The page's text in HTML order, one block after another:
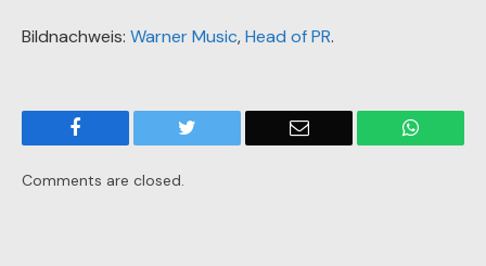
Bildnachweis: Warner Music,Head of PR.
Email
Comments are closed.